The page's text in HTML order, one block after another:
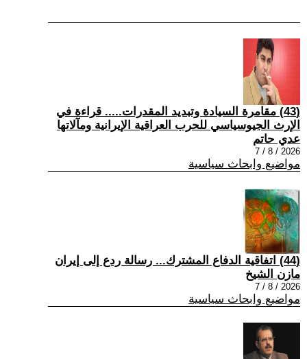
(43) مقامرة السيادة وتبديد المقدرات..... قراءة في
الإرث الجيوسياسي للحرب العراقية الإيرانية ومآلاتها
عدي حاتم
2026 / 8 / 7
مواضيع وابحاث سياسية
(44) اتفاقية الدفاع المشترك... رسالة ردع إلى إيران
مازن الشيخ
2026 / 8 / 7
مواضيع وابحاث سياسية